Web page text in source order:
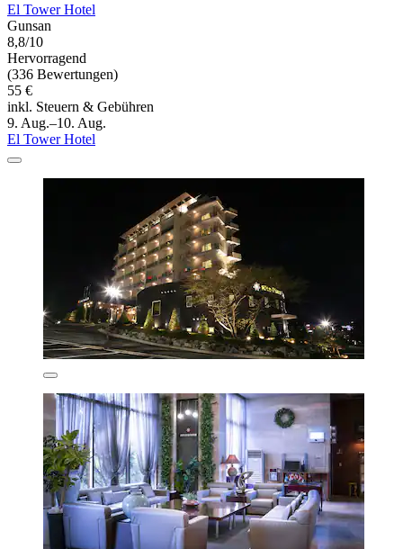
El Tower Hotel
Gunsan
8,8/10
Hervorragend
(336 Bewertungen)
55 €
inkl. Steuern & Gebühren
9. Aug.–10. Aug.
El Tower Hotel